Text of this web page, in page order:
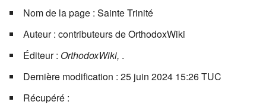
Nom de la page : Sainte Trinité
Auteur : contributeurs de OrthodoxWiki
Éditeur : OrthodoxWiki, .
Dernière modification : 25 juin 2024 15:26 TUC
Récupéré :